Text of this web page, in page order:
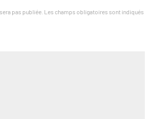
pas publiée. Les champs obligatoires sont indiqués